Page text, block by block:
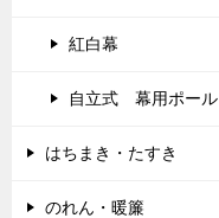
紅白幕
自立式 幕用ポール
はちまき・たすき
のれん・暖簾